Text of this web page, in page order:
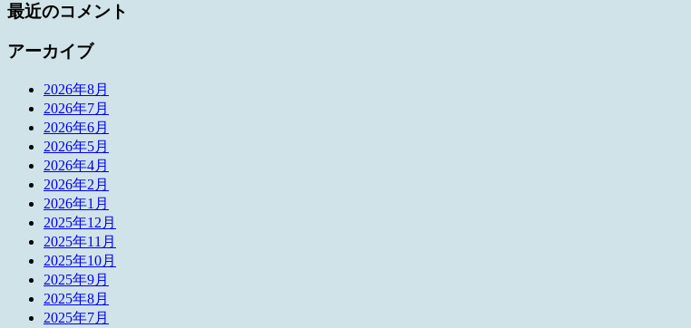
最近のコメント
アーカイブ
2026年8月
2026年7月
2026年6月
2026年5月
2026年4月
2026年2月
2026年1月
2025年12月
2025年11月
2025年10月
2025年9月
2025年8月
2025年7月